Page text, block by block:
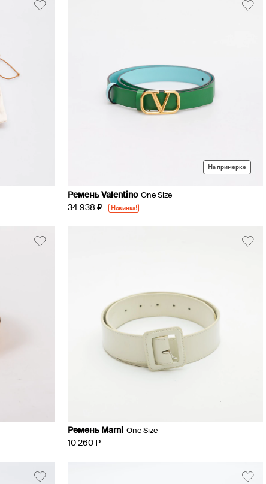
На примерке
Ремень Valentino One Size
34 938 ₽ Новинка!
Ремень Marni One Size
10 260 ₽